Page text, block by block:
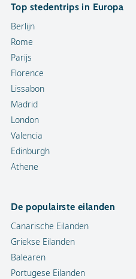
Top stedentrips in Europa
Berlijn
Rome
Parijs
Florence
Lissabon
Madrid
London
Valencia
Edinburgh
Athene
De populairste eilanden
Canarische Eilanden
Griekse Eilanden
Balearen
Portugese Eilanden